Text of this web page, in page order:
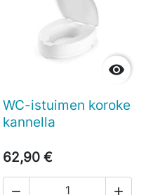

WC-istuimen koroke
kannella
62,90 €
 